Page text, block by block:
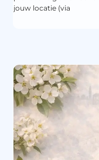
jouw locatie (via